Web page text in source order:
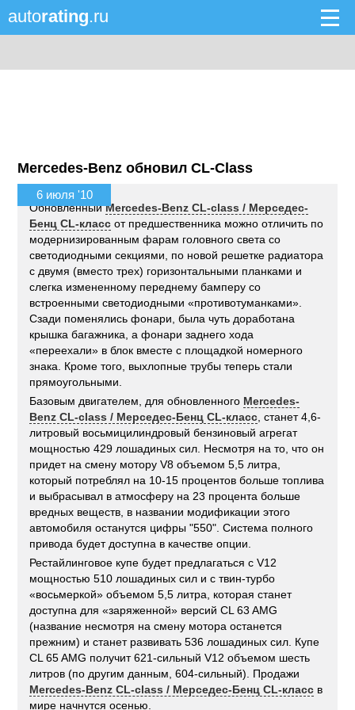
autorating.ru
Mercedes-Benz обновил CL-Class
6 июля '10
ОбновленныйMercedes-Benz CL-class / Мерседес-
Бенц CL-класс от предшественника можно отличить по
модернизированным фарам головного света со
светодиодными секциями, по новой решетке радиатора
с двумя (вместо трех) горизонтальными планками и
слегка измененному переднему бамперу со
встроенными светодиодными «противотуманками».
Сзади поменялись фонари, была чуть доработана
крышка багажника, а фонари заднего хода
«переехали» в блок вместе с площадкой номерного
знака. Кроме того, выхлопные трубы теперь стали
прямоугольными.
Базовым двигателем, для обновленного Mercedes-
Benz CL-class / Мерседес-Бенц CL-класс , станет 4,6-
литровый восьмицилиндровый бензиновый агрегат
мощностью 429 лошадиных сил. Несмотря на то, что он
придет на смену мотору V8 объемом 5,5 литра,
который потреблял на 10-15 процентов больше топлива
и выбрасывал в атмосферу на 23 процента больше
вредных веществ, в названии модификации этого
автомобиля останутся цифры "550". Система полного
привода будет доступна в качестве опции.
Рестайлинговое купе будет предлагаться с V12
мощностью 510 лошадиных сил и с твин-турбо
«восьмеркой» объемом 5,5 литра, которая станет
доступна для «заряженной» версий CL 63 AMG
(название несмотря на смену мотора останется
прежним) и станет развивать 536 лошадиных сил. Купе
CL 65 AMG получит 621-сильный V12 объемом шесть
литров (по другим данным, 604-сильный). Продажи
Mercedes-Benz CL-class / Мерседес-Бенц CL-класс в
мире начнутся осенью.